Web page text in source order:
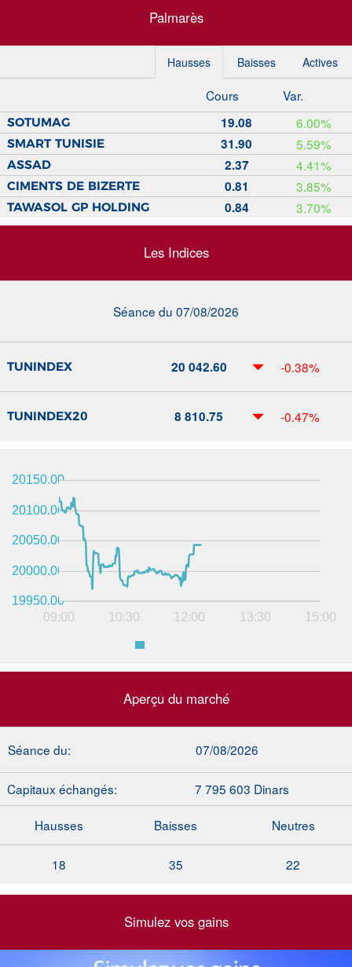
Palmarès
Actives
Baisses
Hausses
Cours Var.
SOTUMAG 19.08 6.00%
SMART TUNISIE 31.90 5.59%
ASSAD 2.37 4.41%
CIMENTS DE BIZERTE 0.81 3.85%
TAWASOL GP HOLDING 0.84 3.70%
Les Indices
Séance du 07/08/2026
TUNINDEX 20 042.60 -0.38%
TUNINDEX20 8 810.75 -0.47%
09:00 10:30 12:00 13:30 15:00
19950.00
20000.00
20050.00
20100.00
20150.00
Aperçu du marché
Séance du: 07/08/2026
Capitaux échangés: 7 795 603 Dinars
Hausses Baisses Neutres
18 35 22
Simulez vos gains